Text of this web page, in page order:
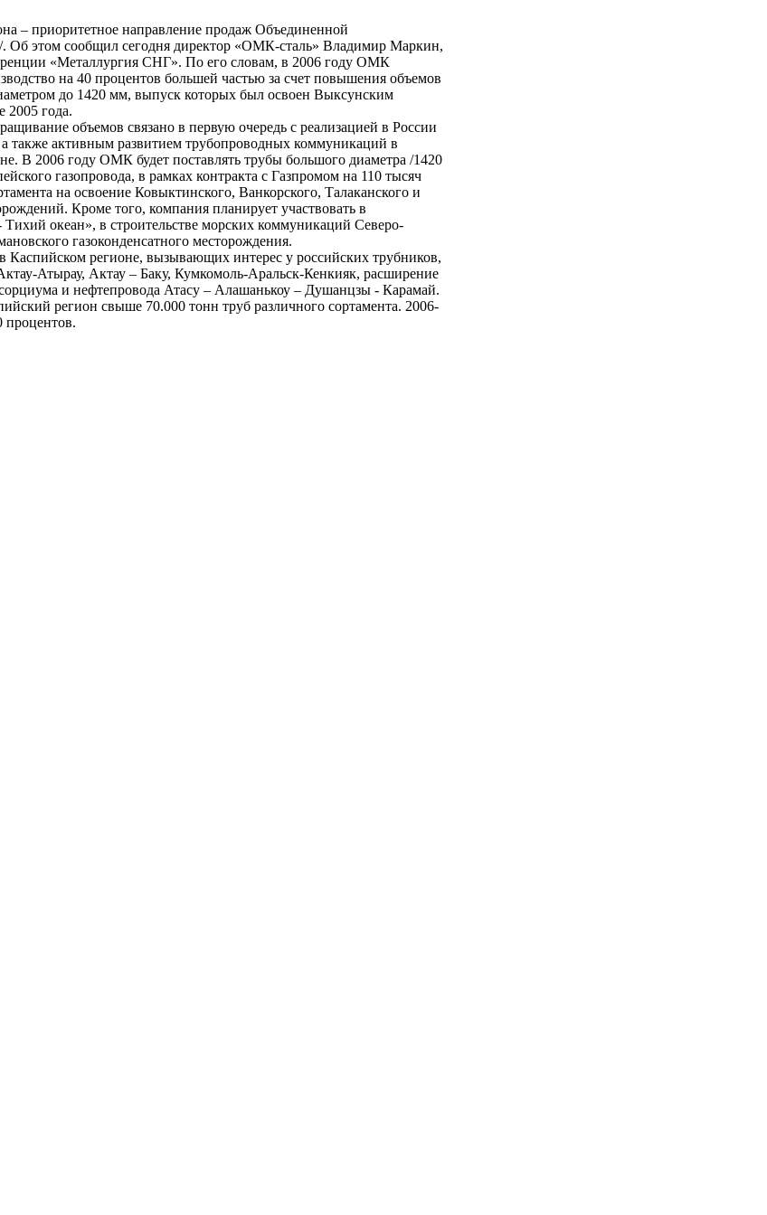
– приоритетное направление продаж Объединенной
Об этом сообщил сегодня директор «ОМК-сталь» Владимир Маркин,
«Металлургия СНГ». По его словам, в 2006 году ОМК
на 40 процентов большей частью за счет повышения объемов
до 1420 мм, выпуск которых был освоен Выксунским
2005 года.
объемов связано в первую очередь с реализацией в России
также активным развитием трубопроводных коммуникаций в
В 2006 году ОМК будет поставлять трубы большого диаметра /1420
газопровода, в рамках контракта с Газпромом на 110 тысяч
на освоение Ковыктинского, Ванкорского, Талаканского и
Кроме того, компания планирует участвовать в
океан», в строительстве морских коммуникаций Северо-
газоконденсатного месторождения.
регионе, вызывающих интерес у российских трубников,
Атырау, Актау – Баку, Кумкомоль-Аральск-Кенкияк, расширение
и нефтепровода Атасу – Алашанькоу – Душанцзы - Карамай.
регион свыше 70.000 тонн труб различного сортамента. 2006-
процентов.